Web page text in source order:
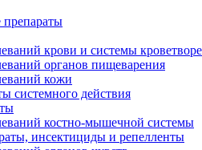
препараты
крови и системы
органов пищеварения
кожи
системного действия
костно-мышечной системы
инсектициды и репелленты